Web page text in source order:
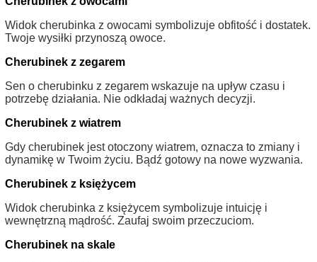
Widok cherubinka z owocami symbolizuje obfitość i dostatek.
Twoje wysiłki przynoszą owoce.
Cherubinek z zegarem
Sen o cherubinku z zegarem wskazuje na upływ czasu i
potrzebę działania. Nie odkładaj ważnych decyzji.
Cherubinek z wiatrem
Gdy cherubinek jest otoczony wiatrem, oznacza to zmiany i
dynamikę w Twoim życiu. Bądź gotowy na nowe wyzwania.
Cherubinek z księżycem
Widok cherubinka z księżycem symbolizuje intuicję i
wewnętrzną mądrość. Zaufaj swoim przeczuciom.
Cherubinek na skale